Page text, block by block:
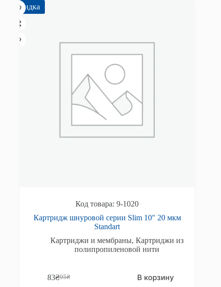
Скидка
9-1020
Картридж шнуровой серии Slim 10″ 20 мкм
Standart
Картриджи и мембраны,Картриджи из
полипропиленовой нити
95₴
Первоначальная
83₴Текущая
В корзину